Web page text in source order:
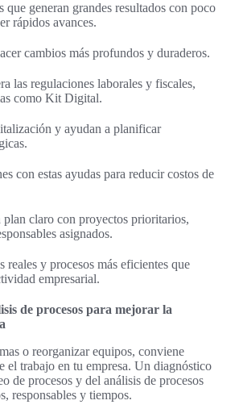
que generan grandes resultados con poco
rápidos avances.
cambios más profundos y duraderos.
las regulaciones laborales y fiscales,
como Kit Digital.
y ayudan a planificar
con estas ayudas para reducir costos de
plan claro con proyectos prioritarios,
asignados.
reales y procesos más eficientes que
empresarial.
de procesos para mejorar la
o reorganizar equipos, conviene
el trabajo en tu empresa. Un diagnóstico
de procesos y del análisis de procesos
responsables y tiempos.